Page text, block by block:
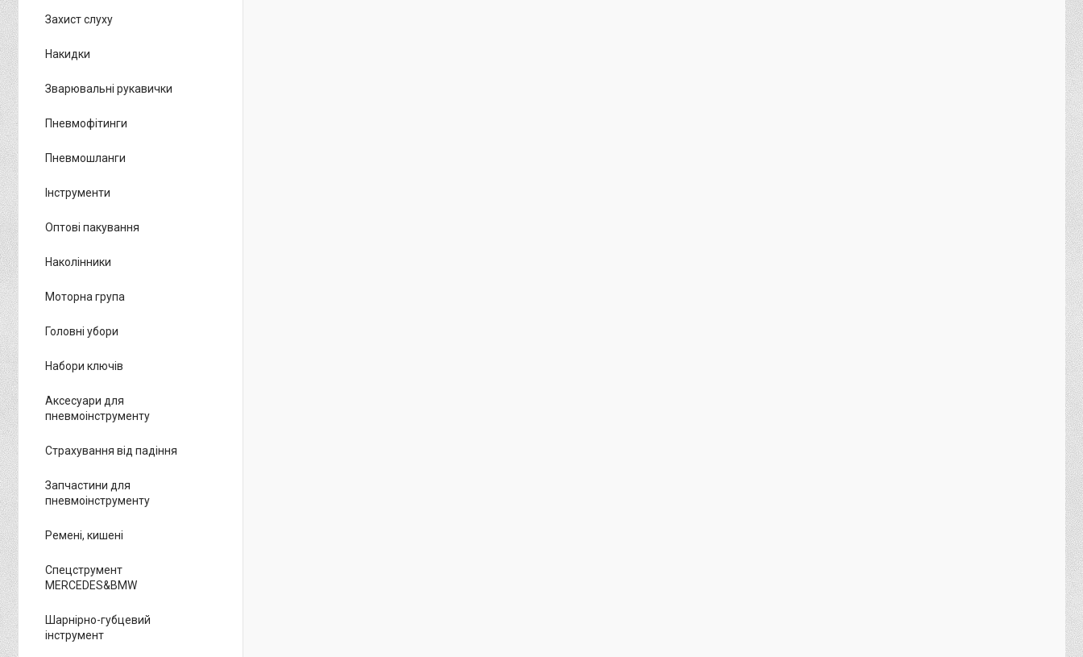
Захист слуху
Накидки
Зварювальні рукавички
Пневмофітинги
Пневмошланги
Інструменти
Оптові пакування
Наколінники
Моторна група
Головні убори
Набори ключів
Аксесуари для
пневмоінструменту
Страхування від падіння
Запчастини для
пневмоінструменту
Ремені, кишені
Спецструмент
MERCEDES&BMW
Шарнірно-губцевий
інструмент